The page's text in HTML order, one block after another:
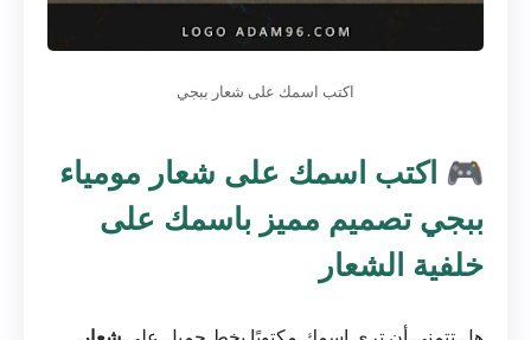
اكتب اسمك على شعار ببجي
🎮 اكتب اسمك على شعار مومياء
ببجي تصميم مميز باسمك على
خلفية الشعار